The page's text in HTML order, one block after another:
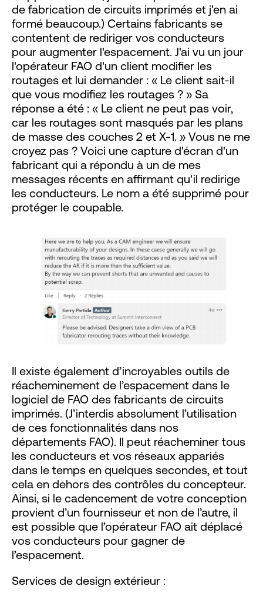
de fabrication de circuits imprimés et j'en ai
formé beaucoup.) Certains fabricants se
contentent de rediriger vos conducteurs
pour augmenter l'espacement. J'ai vu un jour
l'opérateur FAO d'un client modifier les
routages et lui demander : « Le client sait-il
que vous modifiez les routages ? » Sa
réponse a été : « Le client ne peut pas voir,
car les routages sont masqués par les plans
de masse des couches 2 et X-1. » Vous ne me
croyez pas ? Voici une capture d'écran d'un
fabricant qui a répondu à un de mes
messages récents en affirmant qu'il redirige
les conducteurs. Le nom a été supprimé pour
protéger le coupable.
Il existe également d’incroyables outils de
réacheminement de l’espacement dans le
logiciel de FAO des fabricants de circuits
imprimés. (J’interdis absolument l’utilisation
de ces fonctionnalités dans nos
départements FAO). Il peut réacheminer tous
les conducteurs et vos réseaux appariés
dans le temps en quelques secondes, et tout
cela en dehors des contrôles du concepteur.
Ainsi, si le cadencement de votre conception
provient d’un fournisseur et non de l’autre, il
est possible que l’opérateur FAO ait déplacé
vos conducteurs pour gagner de
l’espacement.
Services de design extérieur :